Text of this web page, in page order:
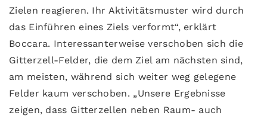
Zielen reagieren. Ihr Aktivitätsmuster wird durch
das Einführen eines Ziels verformt“, erklärt
Boccara. Interessanterweise verschoben sich die
Gitterzell-Felder, die dem Ziel am nächsten sind,
am meisten, während sich weiter weg gelegene
Felder kaum verschoben. „Unsere Ergebnisse
zeigen, dass Gitterzellen neben Raum- auch